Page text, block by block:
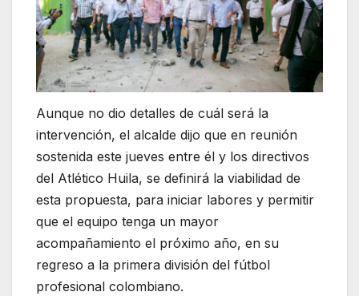
Aunque no dio detalles de cuál será la
intervención, el alcalde dijo que en reunión
sostenida este jueves entre él y los directivos
del Atlético Huila, se definirá la viabilidad de
esta propuesta, para iniciar labores y permitir
que el equipo tenga un mayor
acompañamiento el próximo año, en su
regreso a la primera división del fútbol
profesional colombiano.